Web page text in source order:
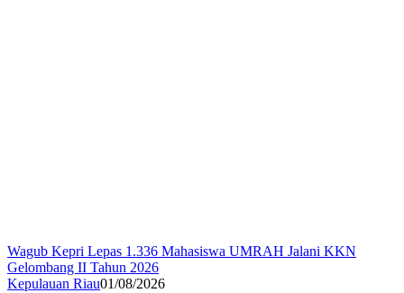
Wagub Kepri Lepas 1.336 Mahasiswa UMRAH Jalani KKN
Gelombang II Tahun 2026
Kepulauan Riau01/08/2026